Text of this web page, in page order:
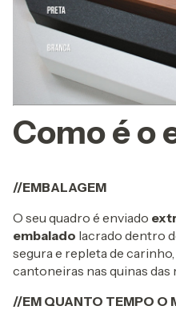
Como é o
//EMBALAGEM
O seu quadro é enviado
embalado lacrado dentro
segura e repleta de
cantoneiras nas quinas das
//EM QUANTO TEMPO O